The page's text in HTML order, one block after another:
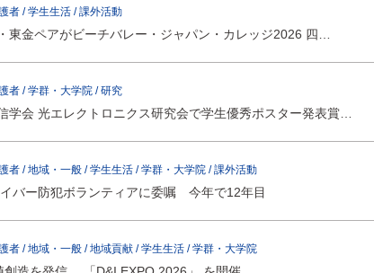
者 /学生生活 /課外活動
東金ペアがビーチバレー・ジャパン・カレッジ2026 四…
者 /学群・大学院 /研究
学会 光エレクトロニクス研究会で学生優秀ポスター発表賞…
者 /地域・一般 /学生生活 /学群・大学院 /課外活動
バー防犯ボランティアに委嘱 今年で12年目
者 /地域・一般 /地域貢献 /学生生活 /学群・大学院